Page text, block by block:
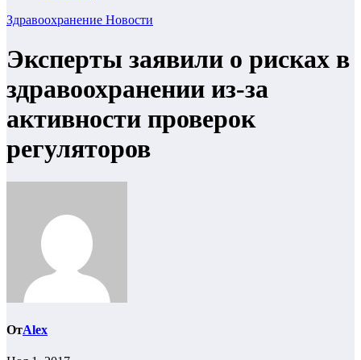
Здравоохранение Новости
Эксперты заявили о рисках в
здравоохранении из-за
активности проверок
регуляторов
ОтAlex